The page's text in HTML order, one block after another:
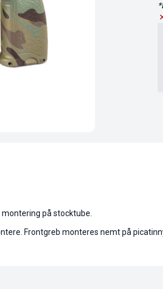
på stocktube.
Frontgreb monteres nemt på